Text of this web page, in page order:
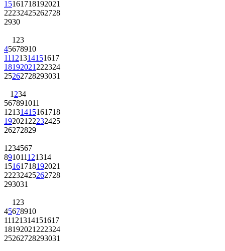
15161718192021
22232425262728
2930
1 23
45678910
11121314151617
18192021 222324
25262728293031
1 234
567891011
12131415161718
192021 22232425
26272829
1 234567
891011121314
15161718192021
22232425262728
293031
1 23
45678910
11121314151617
18192021 222324
25262728293031